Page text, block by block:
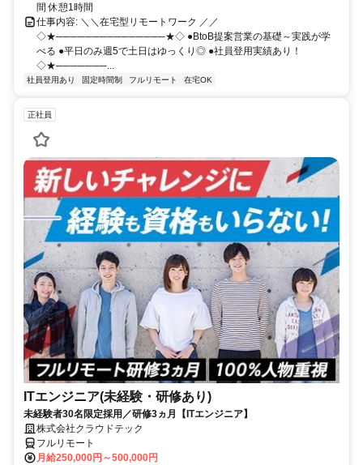
間 休憩1時間
仕事内容: ＼＼在宅型リモートワーク ／／
◇★───────────────★◇ ●BtoB提案営業の基礎～実践が学
べる ●平日のみ週5で土日はゆっくり◎ ●社員登用実績あり！
◇★───────...
社員登用あり 固定時間制 フルリモート 在宅OK
正社員
ITエンジニア(未経験・研修あり)
未経験者30名限定採用／研修3ヵ月【ITエンジニア】
株式会社クラウドテック
フルリモート
月給250,000円～500,000円